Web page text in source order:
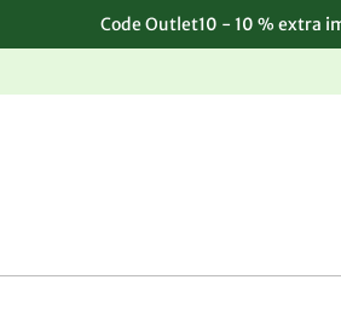
Code Outlet10 - 10 % extra